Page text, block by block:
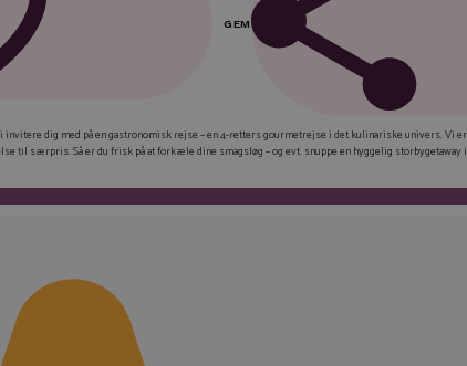
GEM
dig med på en gastronomisk rejse – en 4-retters gourmetrejse i det kulinariske univers. Vi
til særpris. Så er du frisk på at forkæle dine smagsløg – og evt. snuppe en hyggelig storbygetaway i